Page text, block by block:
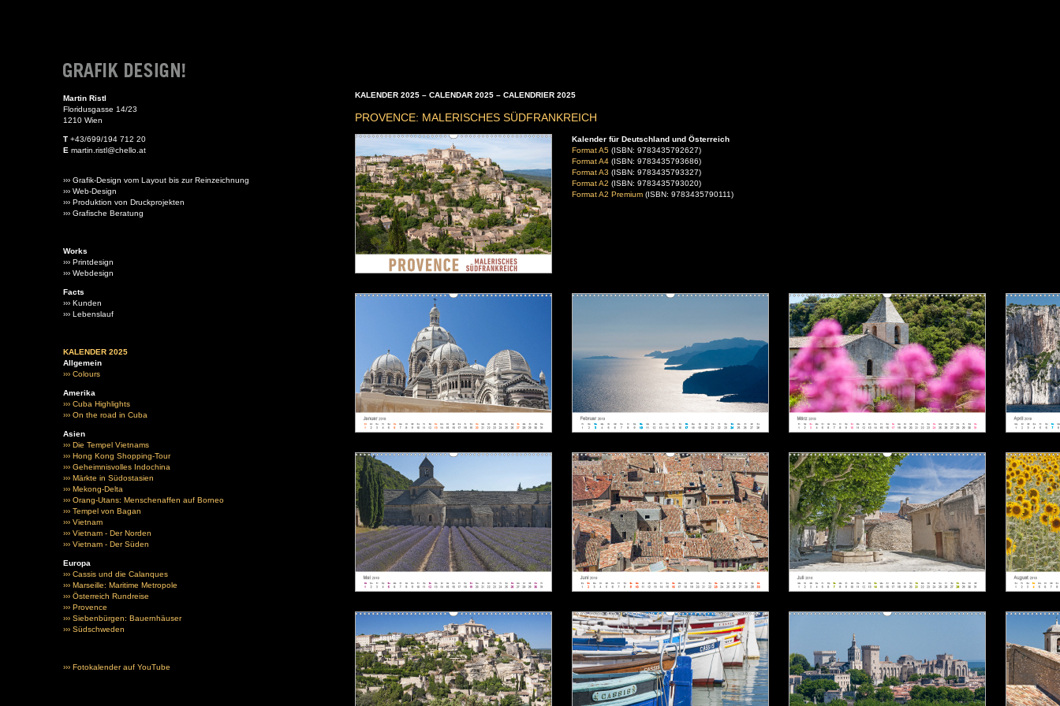
KALENDER 2025 – CALENDAR 2025 – CALENDRIER 2025
PROVENCE: MALERISCHES SÜDFRANKREICH
Kalender für Deutschland und Österreich
Format A5 (ISBN: 9783435792627)
Format A4 (ISBN: 9783435793686)
Format A3 (ISBN: 9783435793327)
Format A2 (ISBN: 9783435793020)
Format A2 Premium (ISBN: 9783435790111)
Martin Ristl
Floridusgasse 14/23
1210 Wien
T +43/699/194 712 20
E martin.ristl@chello.at
››› Grafik-Design vom Layout bis zur Reinzeichnung
››› Web-Design
››› Produktion von Druckprojekten
››› Grafische Beratung
Works
››› Printdesign
››› Webdesign
Facts
››› Kunden
››› Lebenslauf
KALENDER 2025
Allgemein
››› Colours
Amerika
››› Cuba Highlights
››› On the road in Cuba
Asien
››› Die Tempel Vietnams
››› Hong Kong Shopping-Tour
››› Geheimnisvolles Indochina
››› Märkte in Südostasien
››› Mekong-Delta
››› Orang-Utans: Menschenaffen auf Borneo
››› Tempel von Bagan
››› Vietnam
››› Vietnam - Der Norden
››› Vietnam - Der Süden
Europa
››› Cassis und die Calanques
››› Marseille: Maritime Metropole
››› Österreich Rundreise
››› Provence
››› Siebenbürgen: Bauernhäuser
››› Südschweden
››› Fotokalender auf YouTube